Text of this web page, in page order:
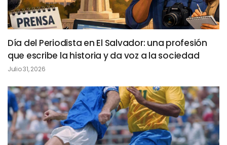
Día del Periodista en El Salvador: una profesión
que escribe la historia y da voz a la sociedad
Julio 31, 2026